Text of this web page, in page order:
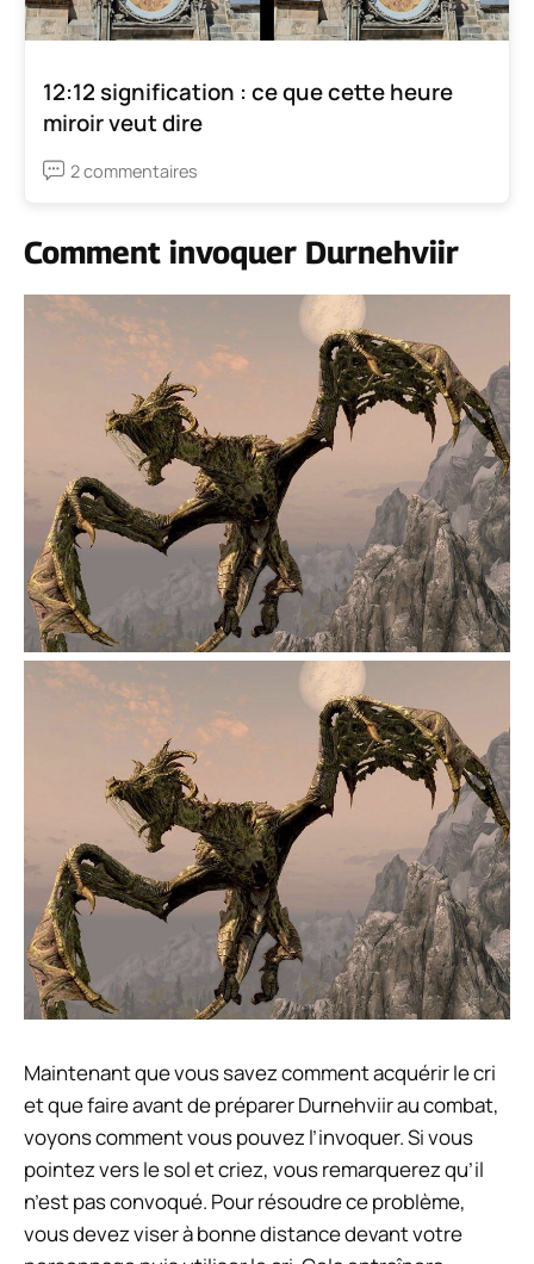
12:12 signification : ce que cette heure
miroir veut dire
2 commentaires
Comment invoquer Durnehviir
Maintenant que vous savez comment acquérir le cri
et que faire avant de préparer Durnehviir au combat,
voyons comment vous pouvez l’invoquer. Si vous
pointez vers le sol et criez, vous remarquerez qu’il
n’est pas convoqué. Pour résoudre ce problème,
vous devez viser à bonne distance devant votre